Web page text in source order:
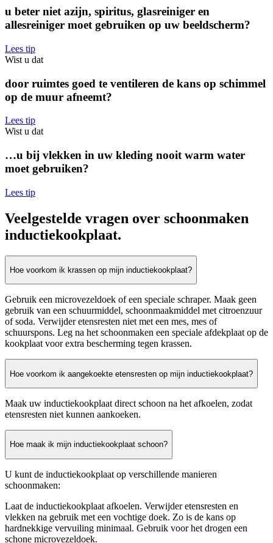
u beter niet azijn, spiritus, glasreiniger en
allesreiniger moet gebruiken op uw beeldscherm?
Lees tip
Wist u dat
door ruimtes goed te ventileren de kans op schimmel
op de muur afneemt?
Lees tip
Wist u dat
…u bij vlekken in uw kleding nooit warm water
moet gebruiken?
Lees tip
Veelgestelde vragen over schoonmaken
inductiekookplaat.
Hoe voorkom ik krassen op mijn inductiekookplaat?
Gebruik een microvezeldoek of een speciale schraper. Maak geen
gebruik van een schuurmiddel, schoonmaakmiddel met citroenzuur
of soda. Verwijder etensresten niet met een mes, mes of
schuurspons. Leg na het schoonmaken een speciale afdekplaat op de
kookplaat voor extra bescherming tegen krassen.
Hoe voorkom ik aangekoekte etensresten op mijn inductiekookplaat?
Maak uw inductiekookplaat direct schoon na het afkoelen, zodat
etensresten niet kunnen aankoeken.
Hoe maak ik mijn inductiekookplaat schoon?
U kunt de inductiekookplaat op verschillende manieren
schoonmaken:
Laat de inductiekookplaat afkoelen. Verwijder etensresten en
vlekken na gebruik met een vochtige doek. Zo is de kans op
hardnekkige vervuiling minimaal. Gebruik voor het drogen een
schone microvezeldoek.